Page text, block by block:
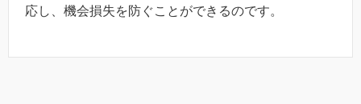
応し、機会損失を防ぐことができるのです。